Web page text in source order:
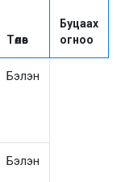
Төлөв
Буцаах
огноо
Бэлэн
Бэлэн